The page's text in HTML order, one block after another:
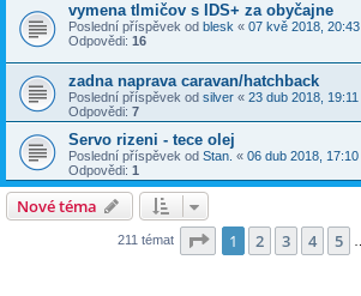
vymena tlmičov s IDS+ za obyčajne
Poslední příspěvek od blesk « 07 kvě 2018, 20:43
Odpovědi: 16
zadna naprava caravan/hatchback
Poslední příspěvek od silver « 23 dub 2018, 19:11
Odpovědi: 7
Servo rizeni - tece olej
Poslední příspěvek od Stan. « 06 dub 2018, 17:10
Odpovědi: 1
Nové téma
211 témat Stránka z
1 2 3 4 5